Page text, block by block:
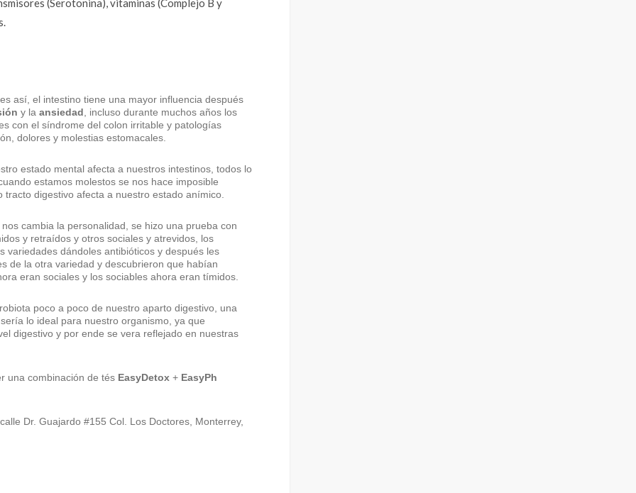
(Serotonina), vitaminas (Complejo B y
así, el intestino tiene una mayor influencia después
y la ansiedad , incluso durante muchos años los
con el síndrome del colon irritable y patologías
dolores y molestias estomacales.
estado mental afecta a nuestros intestinos, todos lo
estamos molestos se nos hace imposible
digestivo afecta a nuestro estado anímico.
cambia la personalidad, se hizo una prueba con
y retraídos y otros sociales y atrevidos, los
variedades dándoles antibióticos y después les
de la otra variedad y descubrieron que habían
eran sociales y los sociables ahora eran tímidos.
poco a poco de nuestro aparto digestivo, una
sería lo ideal para nuestro organismo, ya que
digestivo y por ende se vera reflejado en nuestras
una combinación de tés EasyDetox + EasyPh
Dr. Guajardo #155 Col. Los Doctores, Monterrey,